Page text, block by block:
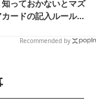
っておかないとマズ
ードの記入ルールと
Recommended by